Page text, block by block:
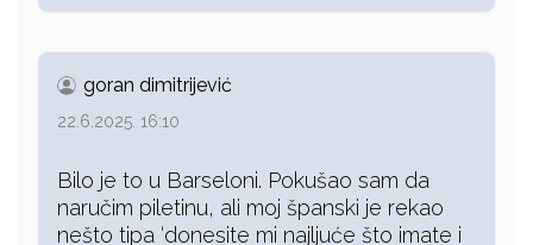
goran dimitrijević
22.6.2025. 16:10
Bilo je to u Barseloni. Pokušao sam da
naručim piletinu, ali moj španski je rekao
nešto tipa ‘donesite mi najljuće što imate i